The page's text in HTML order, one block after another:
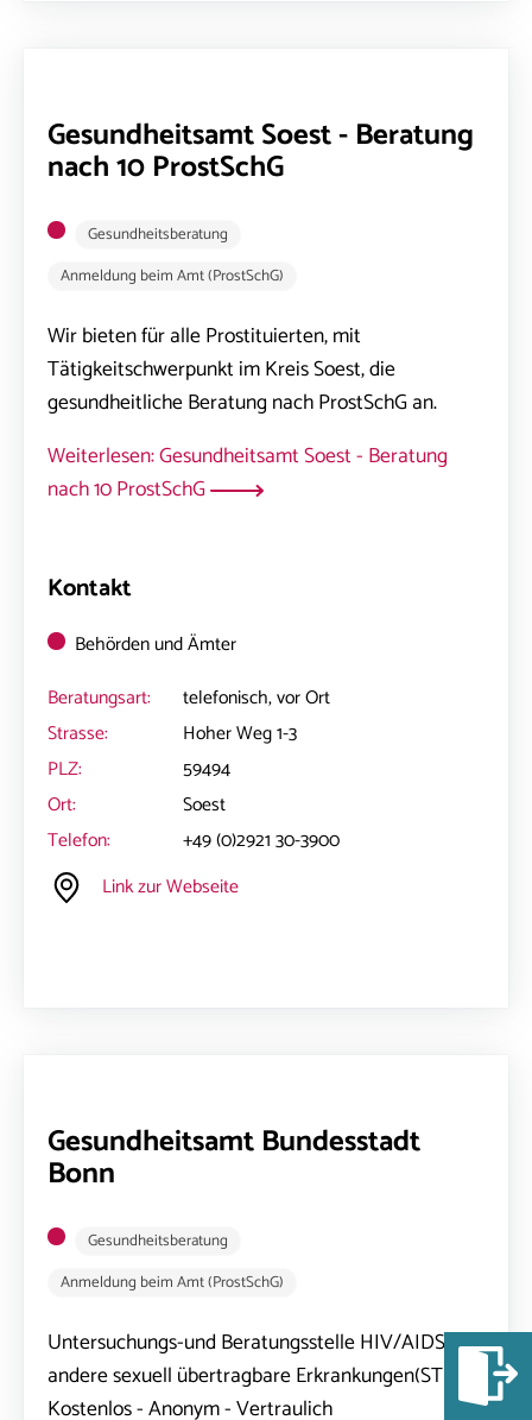
Gesundheitsamt Soest - Beratung
nach 10 ProstSchG
Gesundheitsberatung
Anmeldung beim Amt (ProstSchG)
Wir bieten für alle Prostituierten, mit
Tätigkeitschwerpunkt im Kreis Soest, die
gesundheitliche Beratung nach ProstSchG an.
Weiterlesen: Gesundheitsamt Soest - Beratung
nach 10 ProstSchG
Kontakt
Behörden und Ämter
Beratungsart:
telefonisch, vor Ort
Strasse:
Hoher Weg 1-3
PLZ:
59494
Ort:
Soest
Telefon:
+49 (0)2921 30-3900
Link zur Webseite
Gesundheitsamt Bundesstadt
Bonn
Gesundheitsberatung
Anmeldung beim Amt (ProstSchG)
Untersuchungs-und Beratungsstelle HIV/AIDS und
andere sexuell übertragbare Erkrankungen(STD)
Kostenlos - Anonym - Vertraulich